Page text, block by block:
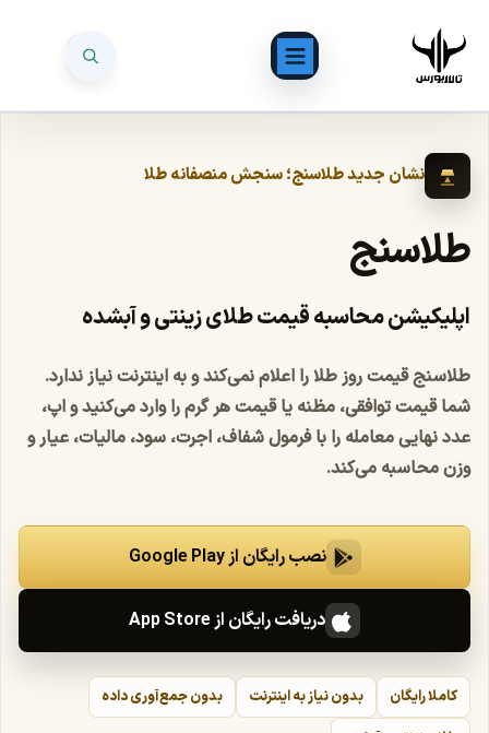
نشان جدید طلاسنج؛ سنجش منصفانه طلا
طلاسنج
اپلیکیشن محاسبه قیمت طلای زینتی و آبشده
طلاسنج قیمت روز طلا را اعلام نمی‌کند و به اینترنت نیاز ندارد.
شما قیمت توافقی، مظنه یا قیمت هر گرم را وارد می‌کنید و اپ،
عدد نهایی معامله را با فرمول شفاف، اجرت، سود، مالیات، عیار و
وزن محاسبه می‌کند.
نصب رایگان از Google Play
دریافت رایگان از App Store
کاملا رایگان بدون نیاز به اینترنت
بدون جمع‌آوری داده